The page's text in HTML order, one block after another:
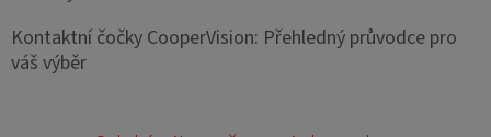
Kontaktní čočky CooperVision: Přehledný průvodce pro
váš výběr